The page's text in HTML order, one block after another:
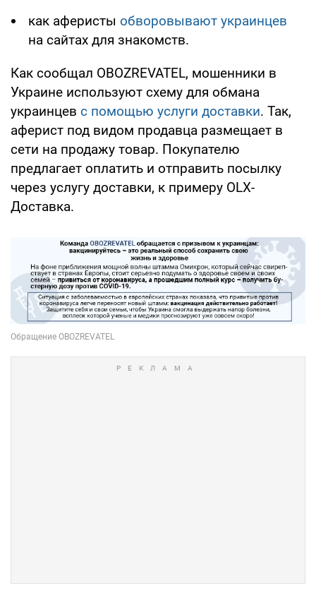
как аферисты обворовывают украинцев
на сайтах для знакомств.
Как сообщал OBOZREVATEL, мошенники в
Украине используют схему для обмана
украинцев с помощью услуги доставки. Так,
аферист под видом продавца размещает в
сети на продажу товар. Покупателю
предлагает оплатить и отправить посылку
через услугу доставки, к примеру OLX-
Доставка.